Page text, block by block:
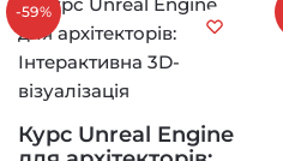
-59%
Курс Unreal Engine